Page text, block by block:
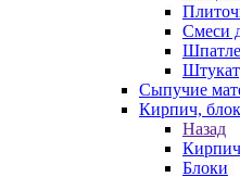
Смеси
Сыпучие
Кирпич,
Назад
Блоки